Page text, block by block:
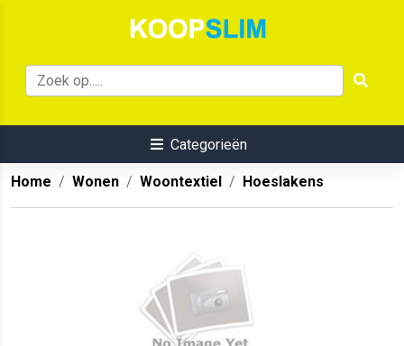
Categorieën
Home Wonen Woontextiel Hoeslakens